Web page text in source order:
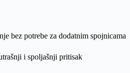
bez potrebe za dodatnim spojnicama
i spoljašnji pritisak